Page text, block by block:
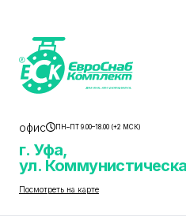
офис ПН–ПТ 9.00–18.00 (+2 МСК)
г. Уфа,
ул.
Посмотреть на карте